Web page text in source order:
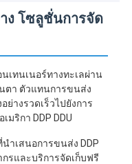
ง โซลูชั่นการจัด
เทนเนอร์ทางทะเลผ่าน
ตา ตัวแทนการขนส่ง
ย่างรวดเร็วไปยังการ
ริกา DDP DDU
ำเสนอการขนส่ง DDP
รและบริการจัดเก็บฟรี